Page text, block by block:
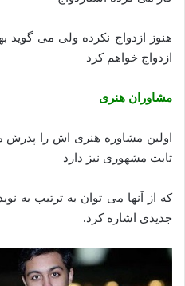
ازدواج خواهم کرد
مشاوران هنری
اولین مشاوره هنری اش را پدرش
ثابت مشهوری نیز دارد
که از آنها می توان به ترتیب به
جدیدی اشاره کرد.